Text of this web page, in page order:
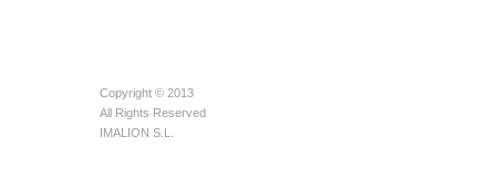
Copyright © 2013
All Rights Reserved
IMALION S.L.